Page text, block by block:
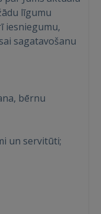
līgumu
iesniegumu,
sagatavošanu
bērnu
un servitūti;